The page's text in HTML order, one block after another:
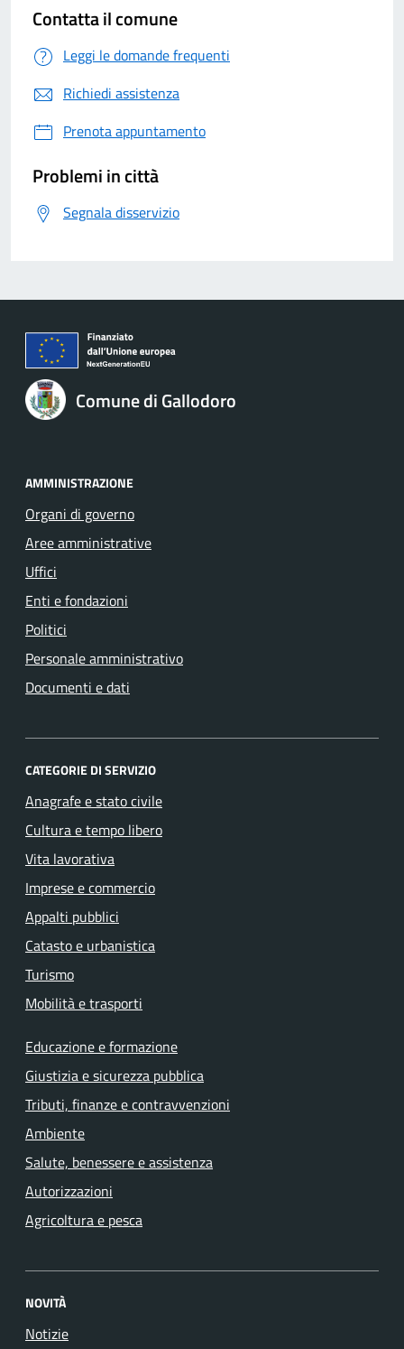
Contatta il comune
Leggi le domande frequenti
Richiedi assistenza
Prenota appuntamento
Problemi in città
Segnala disservizio
Comune di Gallodoro
AMMINISTRAZIONE
Organi di governo
Aree amministrative
Uffici
Enti e fondazioni
Politici
Personale amministrativo
Documenti e dati
CATEGORIE DI SERVIZIO
Anagrafe e stato civile
Cultura e tempo libero
Vita lavorativa
Imprese e commercio
Appalti pubblici
Catasto e urbanistica
Turismo
Mobilità e trasporti
Educazione e formazione
Giustizia e sicurezza pubblica
Tributi, finanze e contravvenzioni
Ambiente
Salute, benessere e assistenza
Autorizzazioni
Agricoltura e pesca
NOVITÀ
Notizie